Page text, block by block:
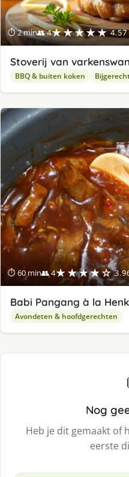
⏱ 2 min👥 4★★★★★
Stoverij van
BBQ & buiten koken
⏱ 60 min👥 4★★★★☆
Babi Pangang à la
Avondeten & hoofdgerechten
Nog
Heb je dit gemaakt of
eerste